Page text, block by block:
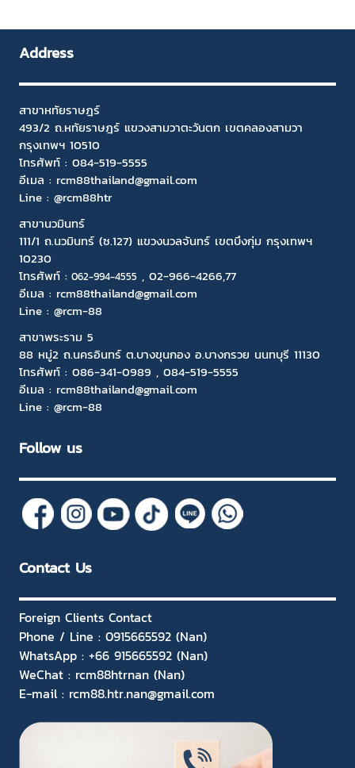
Address
สาขาหทัยราษฎร์
493/2 ถ.หทัยราษฎร์ แขวงสามวาตะวันตก เขตคลองสามวา
กรุงเทพฯ 10510
โทรศัพท์ : 084-519-5555
อีเมล : rcm88thailand@gmail.com
Line : @rcm88htr
สาขานวมินทร์
111/1 ถ.นวมินทร์ (ซ.127) แขวงนวลจันทร์ เขตบึงกุ่ม กรุงเทพฯ
10230
โทรศัพท์ : 062-994-4555 , 02-966-4266,77
อีเมล : rcm88thailand@gmail.com
Line : @rcm-88
สาขาพระราม 5
88 หมู่2 ถ.นครอินทร์ ต.บางขุนกอง อ.บางกรวย นนทบุรี 11130
โทรศัพท์ : 086-341-0989 , 084-519-5555
อีเมล : rcm88thailand@gmail.com
Line : @rcm-88
Follow us
Contact Us
Foreign Clients Contact
Phone / Line : 0915665592 (Nan)
WhatsApp : +66 915665592 (Nan)
WeChat : rcm88htrnan (Nan)
E-mail : rcm88.htr.nan@gmail.com